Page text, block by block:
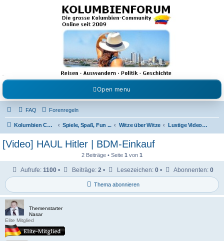
Kolumbienforum - Das
grosse Forum der
Freunde Kolumbiens
Reisen, Auswandern, Kultur, Politik, Geschichte und Visum in Kolumbien und Venezuela.
Austausch, Erfahrungen und Gemeinschaft im Kolumbienforum
Open menu
FAQ Forenregeln
Kolumbien Community Spiele, Spaß, Fun ... Witze über Witze Lustige Videos & Bilder
[Video] HAUL Hitler | BDM-Einkauf
2 Beiträge • Seite 1 von 1
Thema abonnieren
Aufrufe: 1100 • Beiträge: 2 • Lesezeichen: 0 • Abonnenten: 0
Themenstarter
Nasar
Elite Mitglied